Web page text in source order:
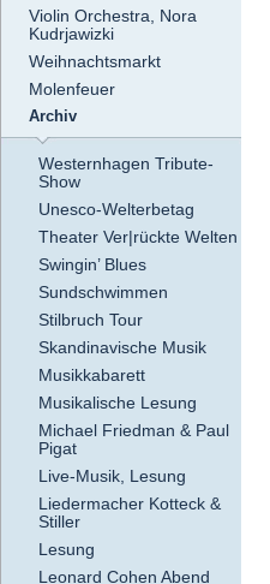
Violin Orchestra, Nora
Kudrjawizki
Weihnachtsmarkt
Molenfeuer
Archiv
Westernhagen Tribute-
Show
Unesco-Welterbetag
Theater Ver|rückte Welten
Swingin’ Blues
Sundschwimmen
Stilbruch Tour
Skandinavische Musik
Musikkabarett
Musikalische Lesung
Michael Friedman & Paul
Pigat
Live-Musik, Lesung
Liedermacher Kotteck &
Stiller
Lesung
Leonard Cohen Abend